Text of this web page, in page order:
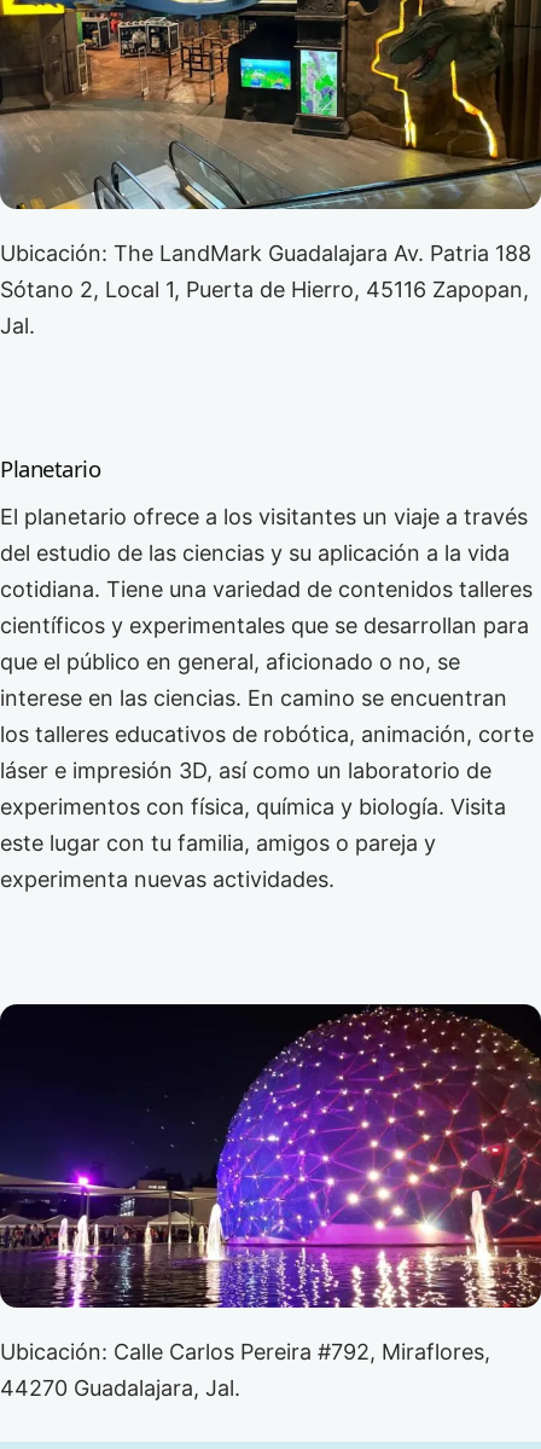
Ubicación: The LandMark Guadalajara Av. Patria 188
Sótano 2, Local 1, Puerta de Hierro, 45116 Zapopan,
Jal.
Planetario
El planetario ofrece a los visitantes un viaje a través
del estudio de las ciencias y su aplicación a la vida
cotidiana. Tiene una variedad de contenidos talleres
científicos y experimentales que se desarrollan para
que el público en general, aficionado o no, se
interese en las ciencias. En camino se encuentran
los talleres educativos de robótica, animación, corte
láser e impresión 3D, así como un laboratorio de
experimentos con física, química y biología. Visita
este lugar con tu familia, amigos o pareja y
experimenta nuevas actividades.
Ubicación: Calle Carlos Pereira #792, Miraflores,
44270 Guadalajara, Jal.